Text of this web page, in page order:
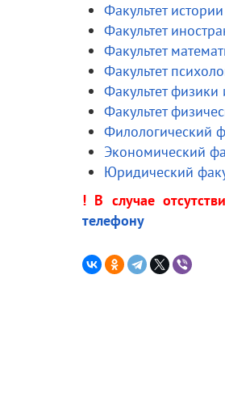
Факультет
Факультет
Факультет
Факультет
Факультет
Факультет
Филологический
Экономический
Юридический
! В случае
телефону